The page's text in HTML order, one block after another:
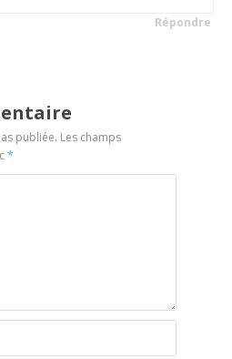
Répondre
publiée. Les champs
*